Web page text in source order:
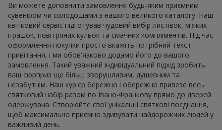
Ви можете доповнити замовлення будь-яким приємним
сувеніром чи солодощами з нашого великого каталогу. Наш
квітковий сервіс підготував чудовий вибір листівок, м'яких
іграшок, повітряних кульок та смачних компліментів. Під час
оформлення покупки просто вкажіть потрібний текст
привітання, і ми обов'язково додамо його до вашого
замовлення. Такий уважний індивідуальний підхід зробить
ваш сюрприз ще більш зворушливим, душевним та
незабутнім. Наш кур'єр бережно і обережно привезе весь
святковий набір разом по Івано-Франкову прямо до дверей
одержувача. Створюйте свої унікальні святкові поєднання,
щоб максимально приємно здивувати найдорожчих людей у
важливий день.